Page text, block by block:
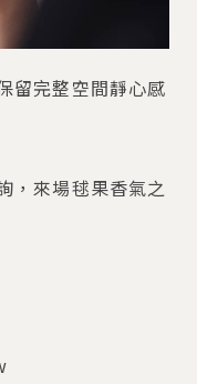
留完整空間靜心感
，來場毬果香氣之